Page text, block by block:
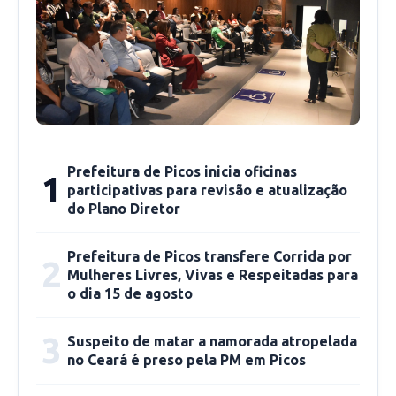
gestor.
Os municípios já contemplados com os serviços
das Centrais de Diagnóstico são Picos,
Esperantina e Piripiri.
Parnaíba, Bom Jesus e Paulistana. As unidades
que serão inauguradas até julho são Teresina,
São Raimundo Nonato, Corrente, Castelo do
Piauí e Água Branca. Com isso, reforçaremos a
realização de exames e consultas em todas as
Saúde, Antonio Luiz Soares.
1
Prefeitura de Picos inicia oficinas
participativas para revisão e atualização
do Plano Diretor
2 Prefeitura de Picos transfere Corrida por
Mulheres Livres, Vivas e Respeitadas para
o dia 15 de agosto
3 Suspeito de matar a namorada atropelada
no Ceará é preso pela PM em Picos